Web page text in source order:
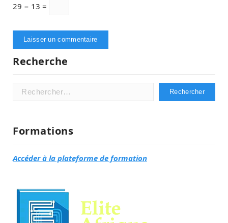
29 − 13 =
Recherche
Rechercher :
Formations
Accéder à la plateforme de formation